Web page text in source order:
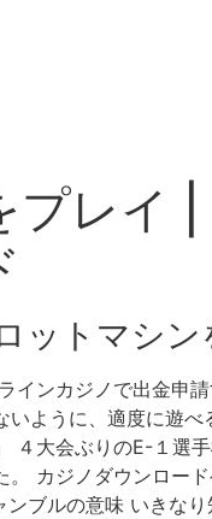
プレイ
トマシン
インカジノで出金申
ように、適度に遊
大会ぶりのE-１選
カジノダウンロー
ブルの意味 いきな